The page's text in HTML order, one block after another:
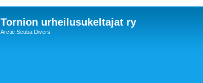
Tornion urheilusukeltajat ry
Arctic Scuba Divers